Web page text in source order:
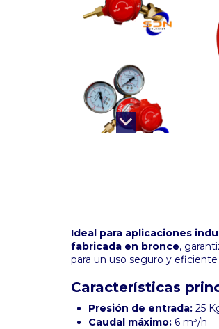
Ideal para aplicaciones
fabricada en bronce,
para un uso seguro y
Características
Presión de entrada: 25
Caudal máximo: 6 m³/h